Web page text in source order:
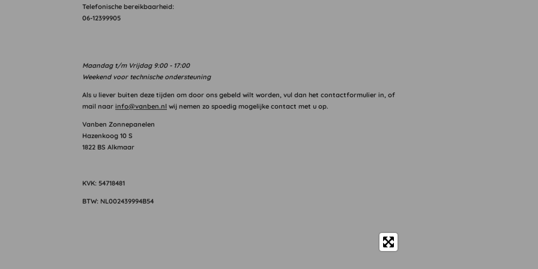
Telefonische bereikbaarheid:
06-12399905
Maandagt/m Vrijdag 9:00 - 17:00
Weekend voor technische ondersteuning
Als u liever buiten deze tijden om door ons gebeld wilt worden, vul dan het contactformulier in, of
mail naar info@vanben.nl wij nemen zo spoedig mogelijke contact met u op.
Vanben Zonnepanelen
Hazenkoog 10 S
1822 BS Alkmaar
KVK: 54718481
BTW: NL002439994B54